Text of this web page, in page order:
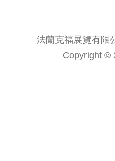
法蘭克福展覽有限
Copyright ©